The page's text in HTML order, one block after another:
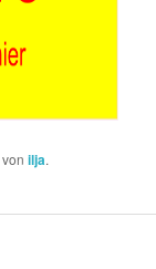
vonilja.